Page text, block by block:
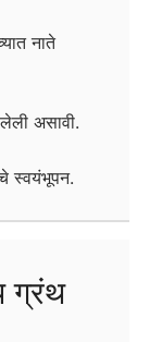
नाते
असावी.
स्वयंभूपन.
ग्रंथ